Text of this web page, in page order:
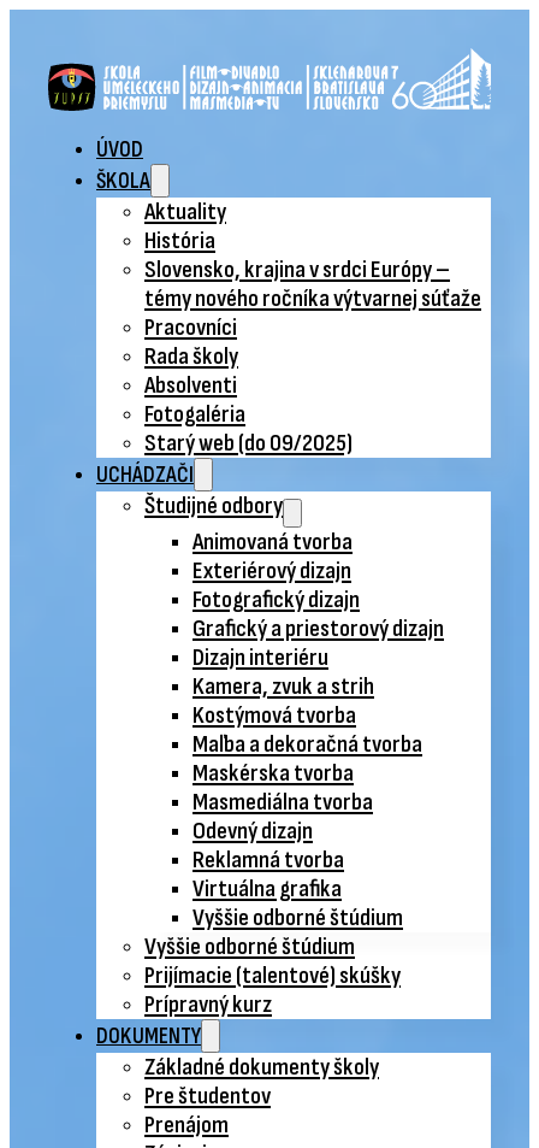
ÚVOD
ŠKOLA
Aktuality
História
Slovensko, krajina v srdci Európy –
témy nového ročníka výtvarnej súťaže
Pracovníci
Rada školy
Absolventi
Fotogaléria
Starý web (do 09/2025)
UCHÁDZAČI
Študijné odbory
Animovaná tvorba
Exteriérový dizajn
Fotografický dizajn
Grafický a priestorový dizajn
Dizajn interiéru
Kamera, zvuk a strih
Kostýmová tvorba
Maľba a dekoračná tvorba
Maskérska tvorba
Masmediálna tvorba
Odevný dizajn
Reklamná tvorba
Virtuálna grafika
Vyššie odborné štúdium
Vyššie odborné štúdium
Prijímacie (talentové) skúšky
Prípravný kurz
DOKUMENTY
Základné dokumenty školy
Pre študentov
Prenájom